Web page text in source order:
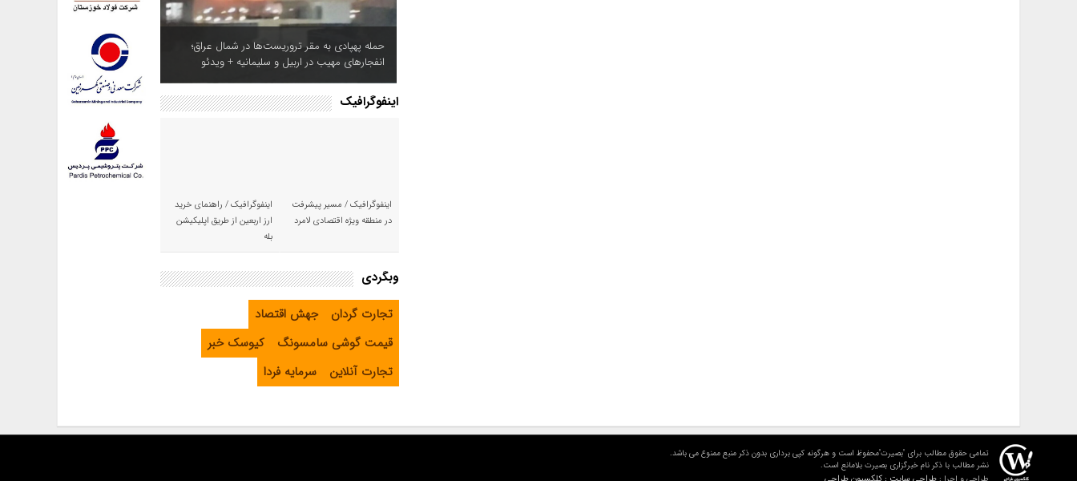
حمله پهپادی به مقر تروریست‌ها در شمال عراق؛
انفجارهای مهیب در اربیل و سلیمانیه + ویدئو
اینفوگرافیک
اینفوگرافیک / مسیر پیشرفت
در منطقه ویژه اقتصادی لامرد
اینفوگرافیک / راهنمای خرید
ارز اربعین از طریق اپلیکیشن
بله
وبگردی
تجارت گردان
جهش اقتصاد
قیمت گوشی سامسونگ
کیوسک خبر
تجارت آنلاین
سرمایه فردا
تمامی حقوق مطالب برای "بصیرت"محفوظ است و هرگونه کپی برداری بدون ذکر منبع ممنوع می باشد.
نشر مطالب با ذکر نام خبرگزاری بصیرت بلامانع است.